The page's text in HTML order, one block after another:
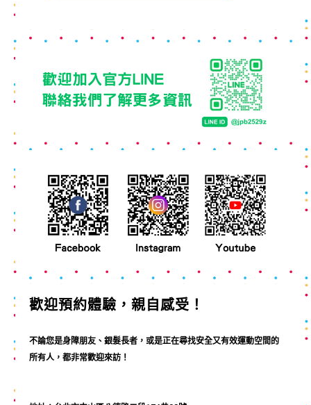
歡迎預約體驗，親自感受！
不論您是身障朋友、銀髮長者，或是正在尋找安全又有效運動空間的
所有人，都非常歡迎來訪！